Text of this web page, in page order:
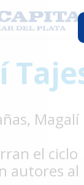
Magalí
el ciclo
autores al